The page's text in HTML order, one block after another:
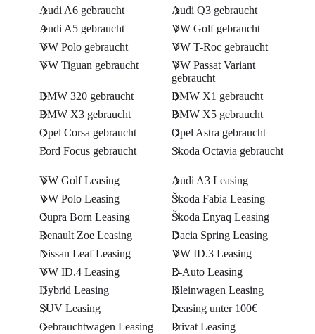
Audi A6 gebraucht
Audi Q3 gebraucht
Audi A5 gebraucht
VW Golf gebraucht
VW Polo gebraucht
VW T-Roc gebraucht
VW Tiguan gebraucht
VW Passat Variant
gebraucht
BMW 320 gebraucht
BMW X1 gebraucht
BMW X3 gebraucht
BMW X5 gebraucht
Opel Corsa gebraucht
Opel Astra gebraucht
Ford Focus gebraucht
Skoda Octavia gebraucht
VW Golf Leasing
Audi A3 Leasing
VW Polo Leasing
Škoda Fabia Leasing
Cupra Born Leasing
Škoda Enyaq Leasing
Renault Zoe Leasing
Dacia Spring Leasing
Nissan Leaf Leasing
VW ID.3 Leasing
VW ID.4 Leasing
E-Auto Leasing
Hybrid Leasing
Kleinwagen Leasing
SUV Leasing
Leasing unter 100€
Gebrauchtwagen Leasing
Privat Leasing